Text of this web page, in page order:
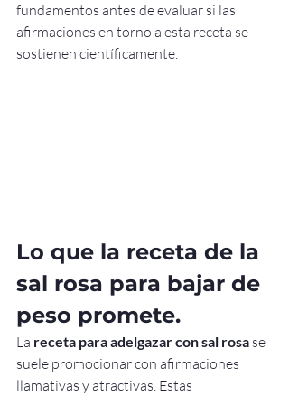
fundamentos antes de evaluar si las
afirmaciones en torno a esta receta se
sostienen científicamente.
Lo que la receta de la
sal rosa para bajar de
peso promete.
La receta para adelgazar con sal rosa se
suele promocionar con afirmaciones
llamativas y atractivas. Estas